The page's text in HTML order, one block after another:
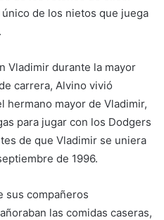
de los nietos que juega
Vladimir durante la mayor
carrera, Alvino vivió
hermano mayor de Vladimir,
para jugar con los Dodgers
de que Vladimir se uniera
de 1996.
sus compañeros
las comidas caseras,